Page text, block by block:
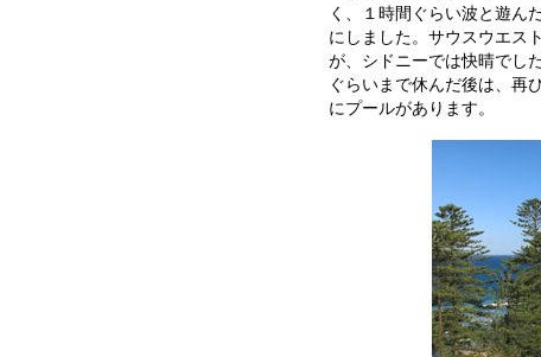
く、１時間ぐらい波と遊ん
にしました。サウスウエス
が、シドニーでは快晴でし
ぐらいまで休んだ後は、再
にプールがあります。